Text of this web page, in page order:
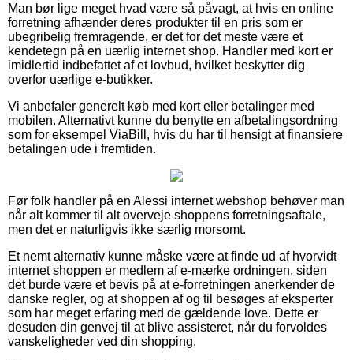
Man bør lige meget hvad være så påvagt, at hvis en online
forretning afhænder deres produkter til en pris som er
ubegribelig fremragende, er det for det meste være et
kendetegn på en uærlig internet shop. Handler med kort er
imidlertid indbefattet af et lovbud, hvilket beskytter dig
overfor uærlige e-butikker.
Vi anbefaler generelt køb med kort eller betalinger med
mobilen. Alternativt kunne du benytte en afbetalingsordning
som for eksempel ViaBill, hvis du har til hensigt at finansiere
betalingen ude i fremtiden.
Før folk handler på en Alessi internet webshop behøver man
når alt kommer til alt overveje shoppens forretningsaftale,
men det er naturligvis ikke særlig morsomt.
Et nemt alternativ kunne måske være at finde ud af hvorvidt
internet shoppen er medlem af e-mærke ordningen, siden
det burde være et bevis på at e-forretningen anerkender de
danske regler, og at shoppen af og til besøges af eksperter
som har meget erfaring med de gældende love. Dette er
desuden din genvej til at blive assisteret, når du forvoldes
vanskeligheder ved din shopping.